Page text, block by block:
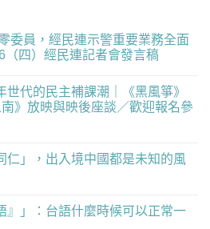
委員，經民連示警重要業務全面
（四）經民連記者會發言稿
世代的民主補課潮｜《黑風箏》
》放映與映後座談／歡迎報名參
仁」，出入境中國都是未知的風
』」：台語什麼時候可以正常一